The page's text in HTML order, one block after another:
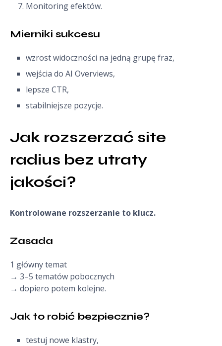
Monitoring efektów.
Mierniki sukcesu
wzrost widoczności na jedną grupę fraz,
wejścia do AI Overviews,
lepsze CTR,
stabilniejsze pozycje.
Jak rozszerzać site
radius bez utraty
jakości?
Kontrolowane rozszerzanie to klucz.
Zasada
1 główny temat
→ 3–5 tematów pobocznych
→ dopiero potem kolejne.
Jak to robić bezpiecznie?
testuj nowe klastry,